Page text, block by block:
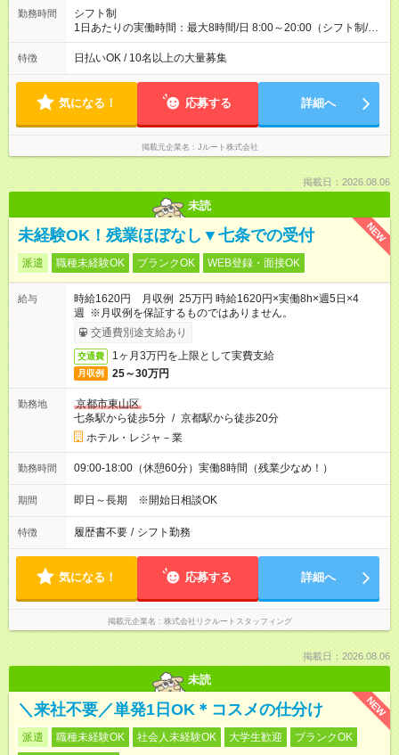
勤務時間
シフト制
1日あたりの実働時間：最大8時間/日 8:00～20:00（シフト制/実
働8時間） ※週5日勤務（場所次第では週4も有り） ※配達状況に
よって時間外での勤務可能性有り ※案件により多少の前後あり
特徴 日払いOK / 10名以上の大量募集
気になる！ 応募する 詳細へ
掲載元企業名 Jルート株式会社
掲載日：2026.08.06
未読
NEW
未経験OK！残業ほぼなし▼七条での受付
派遣 職種未経験OK ブランクOK WEB登録・面接OK
給与
時給1620円 月収例 25万円 時給1620円×実働8h×週5日×4
週 ※月収例を保証するものではありません。
交通費別途支給あり
交通費 1ヶ月3万円を上限として実費支給
月収例 25～30万円
勤務地
京都市東山区
七条駅から徒歩5分 / 京都駅から徒歩20分
ホテル・レジャ－業
勤務時間 09:00-18:00（休憩60分）実働8時間（残業少なめ！）
期間 即日～長期 ※開始日相談OK
特徴 履歴書不要 / シフト勤務
気になる！ 応募する 詳細へ
掲載元企業名 株式会社リクルートスタッフィング
掲載日：2026.08.06
未読
NEW
＼来社不要／単発1日OK＊コスメの仕分け
派遣 職種未経験OK 社会人未経験OK 大学生歓迎
ブランクOK